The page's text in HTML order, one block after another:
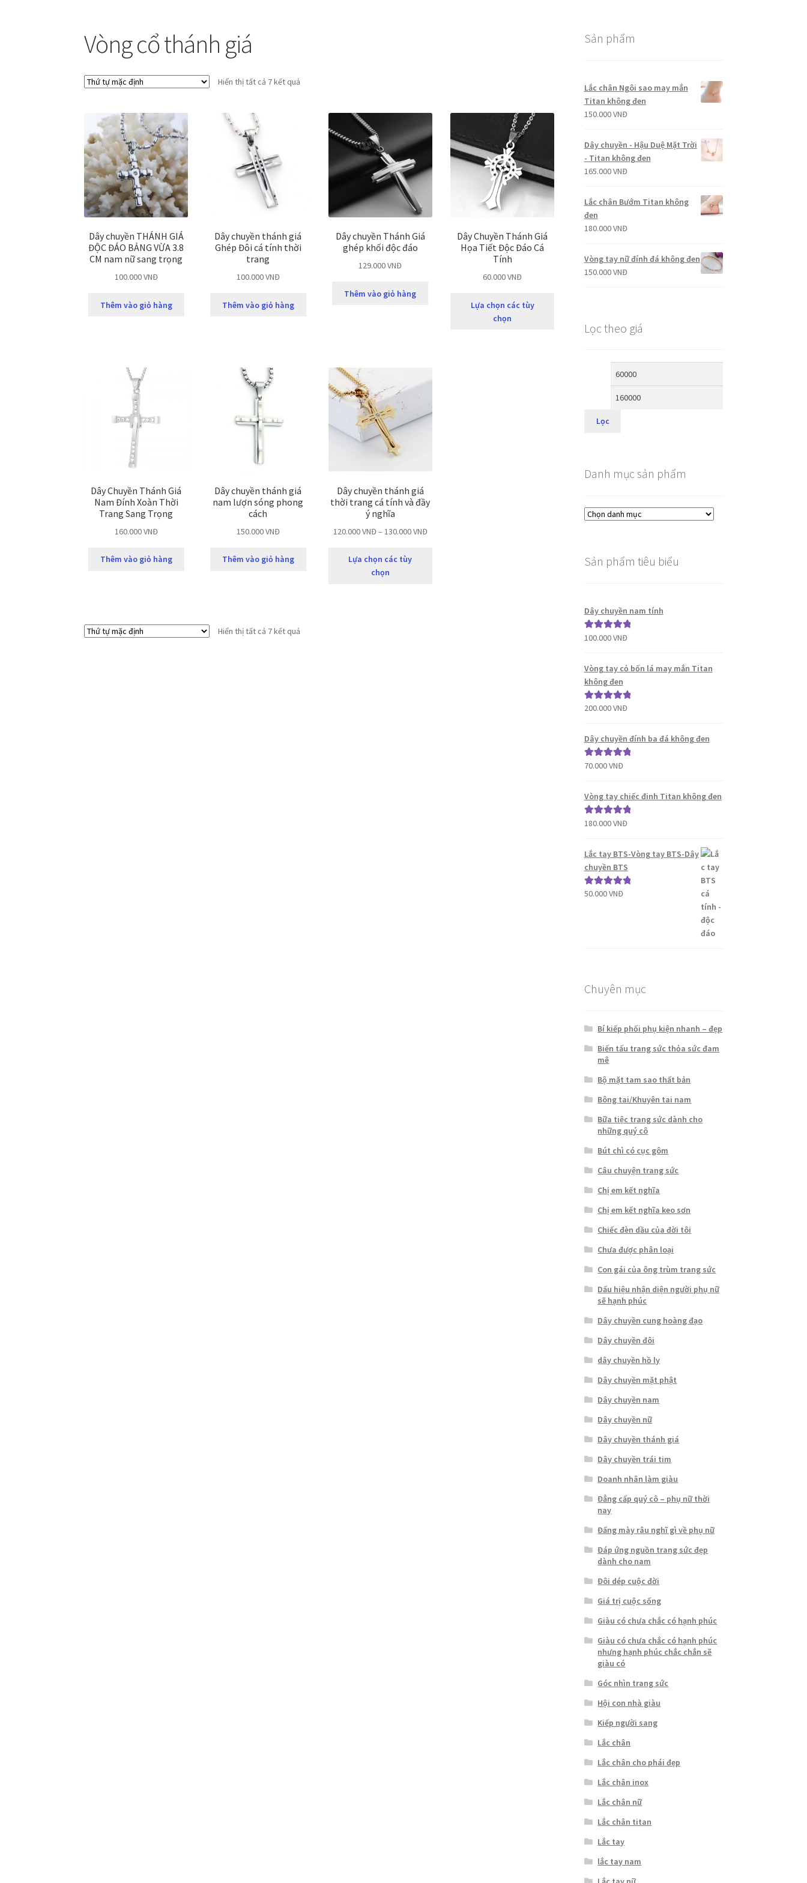
Vòng cổ thánh giá
Hiển thị tất cả 7 kết quả
Dây chuyền THÁNH GIÁ
ĐỘC ĐÁO BẢNG VỪA 3.8
CM nam nữ sang trọng
100.000VNĐ
Thêm vào giỏ hàng
Dây chuyền thánh giá
Ghép Đôi cá tính thời
trang
100.000VNĐ
Thêm vào giỏ hàng
Dây chuyền Thánh Giá
ghép khối độc đáo
129.000VNĐ
Thêm vào giỏ hàng
Dây Chuyền Thánh Giá
Họa Tiết Độc Đáo Cá
Tính
60.000VNĐ
Lựa chọn các tùy
chọn
Dây Chuyền Thánh Giá
Nam Đính Xoàn Thời
Trang Sang Trọng
160.000VNĐ
Thêm vào giỏ hàng
Dây chuyền thánh giá
nam lượn sóng phong
cách
150.000VNĐ
Thêm vào giỏ hàng
Dây chuyền thánh giá
thời trang cá tính và đầy
ý nghĩa
120.000VNĐ– 130.000VNĐ
Lựa chọn các tùy
chọn
Hiển thị tất cả 7 kết quả
Sản phẩm
Lắc chân Ngôi sao may mắn
Titan không đen
150.000VNĐ
Dây chuyền - Hậu Duệ Mặt Trời
- Titan không đen
165.000VNĐ
Lắc chân Bướm Titan không
đen
180.000VNĐ
Vòng tay nữ đính đá không đen
150.000VNĐ
Lọc theo giá
Lọc
Danh mục sản phẩm
Sản phẩm tiêu biểu
Dây chuyền nam tính
Được xếp
sao
100.000VNĐ
Vòng tay cỏ bốn lá may mắn Titan
không đen
Được xếp
sao
200.000VNĐ
Dây chuyền đính ba đá không đen
Được xếp
sao
70.000VNĐ
Vòng tay chiếc đinh Titan không đen
Được xếp
sao
180.000VNĐ
Lắc tay BTS-Vòng tay BTS-Dây
chuyền BTS
Được xếp
50.000VNĐ
Chuyên mục
Bí kiếp phối phụ kiện nhanh – đẹp
Biến tấu trang sức thỏa sức đam
mê
Bộ mặt tam sao thất bản
Bông tai/Khuyên tai nam
Bữa tiệc trang sức dành cho
những quý cô
Bút chì có cục gôm
Câu chuyện trang sức
Chị em kết nghĩa
Chị em kết nghĩa keo sơn
Chiếc đèn dầu của đời tôi
Chưa được phân loại
Con gái của ông trùm trang sức
Dấu hiệu nhận diện người phụ nữ
sẽ hạnh phúc
Dây chuyền cung hoàng đạo
Dây chuyền đôi
dây chuyền hồ ly
Dây chuyền mặt phật
Dây chuyền nam
Dây chuyền nữ
Dây chuyền thánh giá
Dây chuyền trái tim
Doanh nhân làm giàu
Đẳng cấp quý cô – phụ nữ thời
nay
Đấng mày râu nghĩ gì về phụ nữ
Đáp ứng nguồn trang sức đẹp
dành cho nam
Đôi dép cuộc đời
Giá trị cuộc sống
Giàu có chưa chắc có hạnh phúc
Giàu có chưa chắc có hạnh phúc
nhưng hạnh phúc chắc chắn sẽ
giàu có
Góc nhìn trang sức
Hội con nhà giàu
Kiếp người sang
Lắc chân
Lắc chân cho phái đẹp
Lắc chân inox
Lắc chân nữ
Lắc chân titan
Lắc tay
lắc tay nam